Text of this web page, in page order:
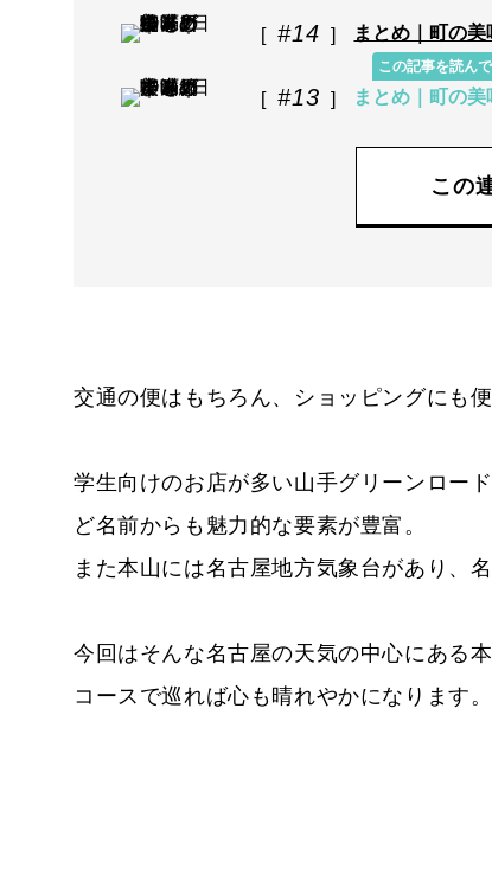
#14 まとめ｜町の
#13
この記事を読ん
まとめ｜町の
この
交通の便はもちろん、ショッピングにも
学生向けのお店が多い山手グリーンロー
ど名前からも魅力的な要素が豊富。
また本山には名古屋地方気象台があり、
今回はそんな名古屋の天気の中心にある
コースで巡れば心も晴れやかになります。